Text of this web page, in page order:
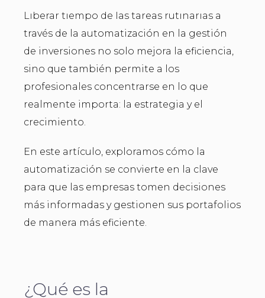
Liberar tiempo de las tareas rutinarias a
través de la automatización en la gestión
de inversiones no solo mejora la eficiencia,
sino que también permite a los
profesionales concentrarse en lo que
realmente importa: la estrategia y el
crecimiento.
En este artículo, exploramos cómo la
automatización se convierte en la clave
para que las empresas tomen decisiones
más informadas y gestionen sus portafolios
de manera más eficiente.
¿Qué es la